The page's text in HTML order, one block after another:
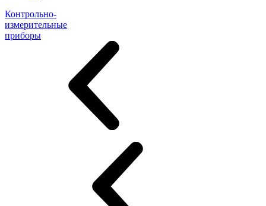
Контрольно-
измерительные
приборы